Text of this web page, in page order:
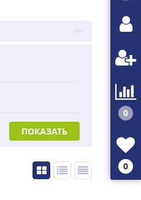
ПОКАЗАТЬ
0
0